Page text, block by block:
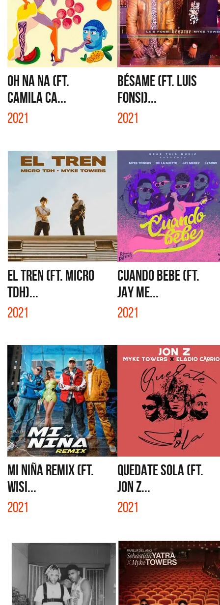
OH NA NA (FT.
CAMILA CA...
2021
BÉSAME (FT. LUIS
FONSI)...
2021
EL TREN (FT. MICRO
TDH)...
2021
CUANDO BEBE (FT.
JAY ME...
2021
MI NIÑA REMIX (FT.
WISI...
2021
QUEDATE SOLA (FT.
JON Z...
2021